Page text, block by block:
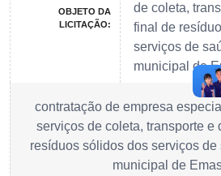
OBJETO DA
LICITAÇÃO:
de coleta,
final de
serviços de
municipal de
contratação de empresa
serviços de coleta, transporte e
resíduos sólidos dos serviços de
municipal de